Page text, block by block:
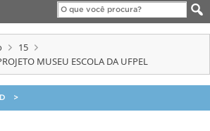
15
MUSEU ESCOLA DA UFPEL
>